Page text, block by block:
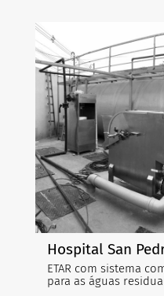
Hospital San
ETAR com sistema
para as águas